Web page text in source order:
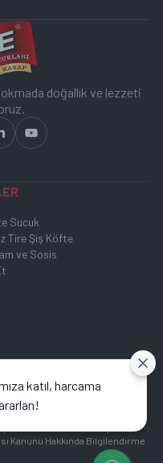
doğallık ve lezzeti
Sucuk
Tire Şiş Köfte
ve Sosis
Kanunu Hakkında Bilgilendirme
katıl, harcama